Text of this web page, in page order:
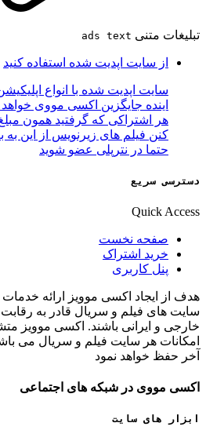
تبلیغات متنی ads text
از سایت اپدیت شده استفاده کنید
سایت اپدیت شده با انواع
اینده جایگزین اکسی مووی خواهد
هر اشتراکی که گرفتید همون
کنن فیلم های زیرنویس از این به
حتما در نترپلی عضو شوید
دسترسی سریع
Quick Access
صفحه نخست
خرید اشتراک
پنل کاربری
هدف از ایجاد اکسی موویز ارائه
سایت های فیلم و سریال قادر به
خارجی و ایرانی باشند. اکسی موویز
امکانات هر سایت فیلم و سریال می
آخر حفظ خواهد نمود
اکسی مووی در شبکه های اجتماعی
ابزار های سایت